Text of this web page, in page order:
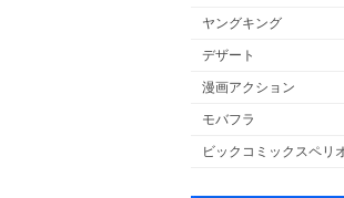
ヤングキング
デザート
漫画アクション
モバフラ
ビックコミックスペリ